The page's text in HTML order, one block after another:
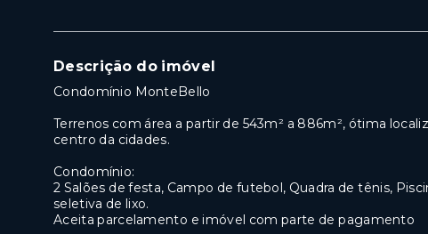
Descrição do imóvel
Condomínio MonteBello
Terrenos com área a partir de 543m² a 886m², ótima
centro da cidades.
Condomínio:
2 Salões de festa, Campo de futebol, Quadra de tênis,
seletiva de lixo.
Aceita parcelamento e imóvel com parte de pagamento